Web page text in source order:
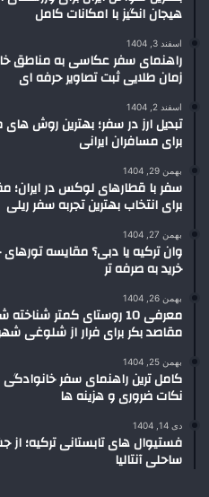
هیجان انگیز با امکانات کامل
اسفند 3, 1404
راهنمای سفر عکاسی به مناطق
زمان طلایی ثبت تصاویر حرفه ای
اسفند 2, 1404
تبدیل ارز در سفر؛ بهترین روش
برای مسافران ایرانی
بهمن 29, 1404
سفر با قطارهای لوکس در ایران؛
برای انتخاب بهترین تجربه سفر ریلی
بهمن 27, 1404
وان ترکیه یا دبی؟ مقایسه تورهای
خرید به صرفه تر
بهمن 26, 1404
معرفی 10 روستای کمتر
مقاصد بکر برای فرار از شلوغی
بهمن 25, 1404
کامل ترین راهنمای سفر
نکات ضروری و هزینه ها
دی 14, 1404
فستیوال های تابستانی ترکیه؛
ساحلی آنتالیا